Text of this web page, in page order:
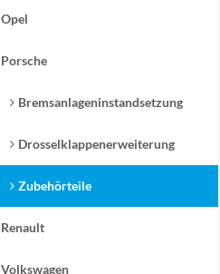
Opel
Porsche
Bremsanlageninstandsetzung
Drosselklappenerweiterung
Zubehörteile
Renault
Volkswagen